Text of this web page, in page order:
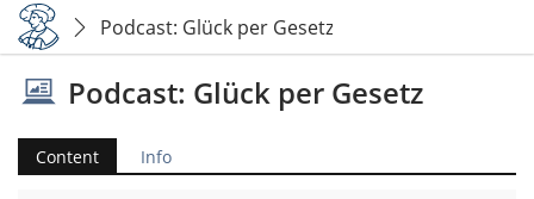
Podcast: Glück per Gesetz
Podcast: Glück per Gesetz
Content Info